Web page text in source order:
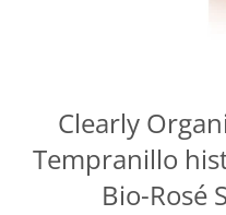
Clearly
Tempranillo
Bio-Rosé